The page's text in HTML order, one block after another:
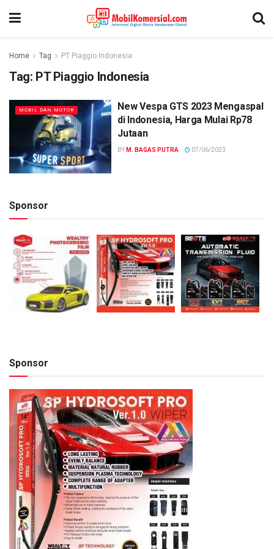
Home Tag PT Piaggio Indonesia
Tag: PT Piaggio Indonesia
MOBIL DAN MOTOR
New Vespa GTS 2023 Mengaspal
di Indonesia, Harga Mulai Rp78
Jutaan
BY M. BAGAS PUTRA 07/06/2023
Sponsor
Sponsor